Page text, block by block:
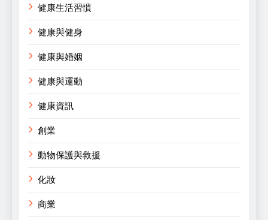
健康生活習慣
健康與健身
健康與婚姻
健康與運動
健康資訊
創業
動物保護與救援
化妝
商業